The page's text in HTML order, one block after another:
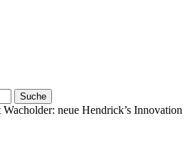
neue Hendrick’s Innovation